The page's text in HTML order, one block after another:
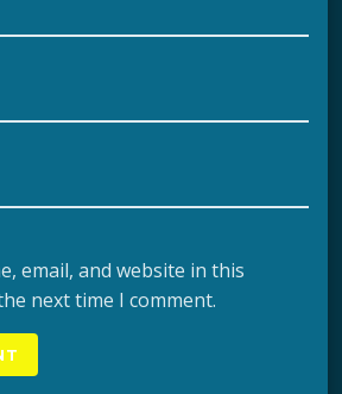
email, and website in this
next time I comment.